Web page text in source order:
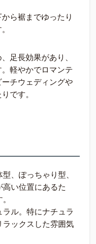
ら裾までゆったり
足長効果があり、
軽やかでロマンテ
チウェディングや
です。
、ぽっちゃり型、
い位置にあるた
ル。特にナチュラ
ラックスした雰囲気